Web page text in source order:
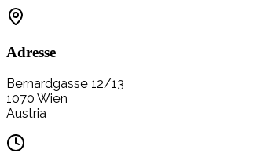
Adresse
Bernardgasse 12/13
1070 Wien
Austria